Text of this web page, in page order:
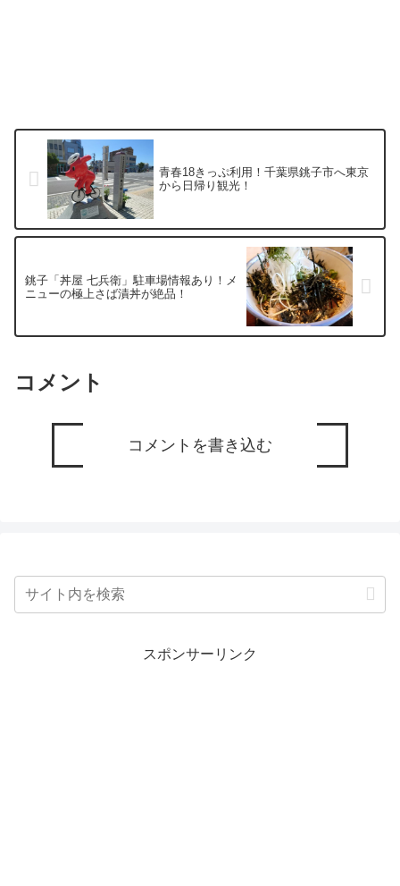
青春18きっぷ利用！千葉県銚子市へ東京
から日帰り観光！
銚子「丼屋 七兵衛」駐車場情報あり！メ
ニューの極上さば漬丼が絶品！
コメント
コメントを書き込む
スポンサーリンク